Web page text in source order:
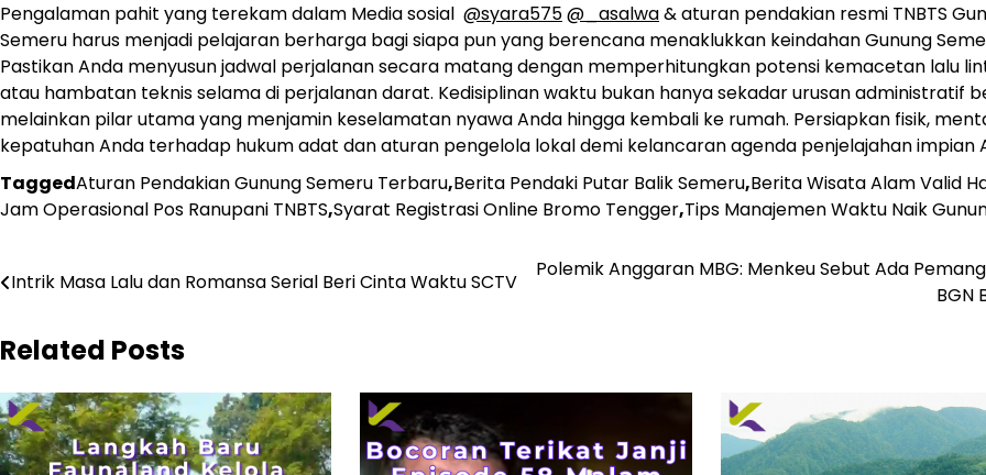
Pengalaman pahit yang terekam dalam Media sosial @syara575@_asalwa& aturan pendakian resmi TNBTS
Semeru harus menjadi pelajaran berharga bagi siapa pun yang berencana menaklukkan keindahan Gunung
Pastikan Anda menyusun jadwal perjalanan secara matang dengan memperhitungkan potensi kemacetan lalu
atau hambatan teknis selama di perjalanan darat. Kedisiplinan waktu bukan hanya sekadar urusan administratif
melainkan pilar utama yang menjamin keselamatan nyawa Anda hingga kembali ke rumah. Persiapkan fisik,
kepatuhan Anda terhadap hukum adat dan aturan pengelola lokal demi kelancaran agenda penjelajahan impian
TaggedAturan Pendakian Gunung Semeru Terbaru,Berita Pendaki Putar Balik Semeru,Berita Wisata Alam Valid
Jam Operasional Pos Ranupani TNBTS,Syarat Registrasi Online Bromo Tengger,Tips Manajemen Waktu Naik
Navigasi
Intrik Masa Lalu dan Romansa Serial Beri Cinta Waktu SCTV
Polemik Anggaran MBG: Menkeu Sebut Ada
BGN
Related Posts